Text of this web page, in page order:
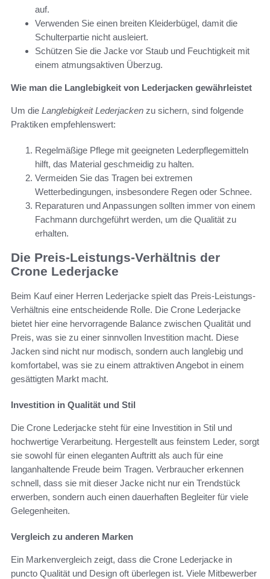
auf.
Verwenden Sie einen breiten Kleiderbügel, damit die
Schulterpartie nicht ausleiert.
Schützen Sie die Jacke vor Staub und Feuchtigkeit mit
einem atmungsaktiven Überzug.
Wie man die Langlebigkeit von Lederjacken gewährleistet
Um die Langlebigkeit Lederjacken zu sichern, sind folgende
Praktiken empfehlenswert:
Regelmäßige Pflege mit geeigneten Lederpflegemitteln
hilft, das Material geschmeidig zu halten.
Vermeiden Sie das Tragen bei extremen
Wetterbedingungen, insbesondere Regen oder Schnee.
Reparaturen und Anpassungen sollten immer von einem
Fachmann durchgeführt werden, um die Qualität zu
erhalten.
Die Preis-Leistungs-Verhältnis der
Crone Lederjacke
Beim Kauf einer Herren Lederjacke spielt das Preis-Leistungs-
Verhältnis eine entscheidende Rolle. Die Crone Lederjacke
bietet hier eine hervorragende Balance zwischen Qualität und
Preis, was sie zu einer sinnvollen Investition macht. Diese
Jacken sind nicht nur modisch, sondern auch langlebig und
komfortabel, was sie zu einem attraktiven Angebot in einem
gesättigten Markt macht.
Investition in Qualität und Stil
Die Crone Lederjacke steht für eine Investition in Stil und
hochwertige Verarbeitung. Hergestellt aus feinstem Leder, sorgt
sie sowohl für einen eleganten Auftritt als auch für eine
langanhaltende Freude beim Tragen. Verbraucher erkennen
schnell, dass sie mit dieser Jacke nicht nur ein Trendstück
erwerben, sondern auch einen dauerhaften Begleiter für viele
Gelegenheiten.
Vergleich zu anderen Marken
Ein Markenvergleich zeigt, dass die Crone Lederjacke in
puncto Qualität und Design oft überlegen ist. Viele Mitbewerber